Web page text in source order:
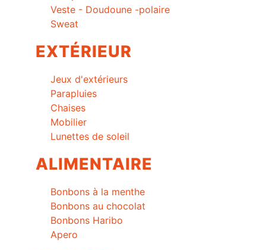
Veste - Doudoune -polaire
Sweat
EXTÉRIEUR
Jeux d'extérieurs
Parapluies
Chaises
Mobilier
Lunettes de soleil
ALIMENTAIRE
Bonbons à la menthe
Bonbons au chocolat
Bonbons Haribo
Apero